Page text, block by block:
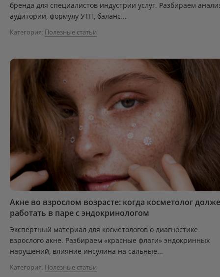
бренда для специалистов индустрии услуг. Разбираем
аудитории, формулу УТП, баланс...
Категория: Полезные статьи
Акне во взрослом возрасте: когда косметолог
работать в паре с эндокринологом
Экспертный материал для косметологов о диагностике
взрослого акне. Разбираем «красные флаги» эндокринных
нарушений, влияние инсулина на сальные...
Категория: Полезные статьи